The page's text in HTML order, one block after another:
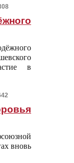
в
вновь